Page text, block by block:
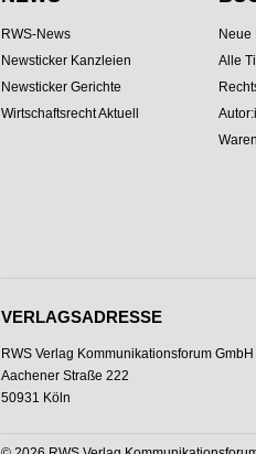
RWS-News
Newsticker Kanzleien
Newsticker Gerichte
Wirtschaftsrecht Aktuell
Neue
Alle
VERLAGSADRESSE
RWS Verlag Kommunikationsforum
Aachener Straße 222
50931 Köln